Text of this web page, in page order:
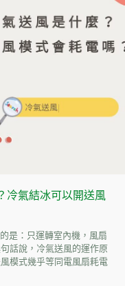
冷氣結冰可以開送風
是：只運轉室內機，風扇
話說，冷氣送風的運作原
模式幾乎等同電風扇耗電